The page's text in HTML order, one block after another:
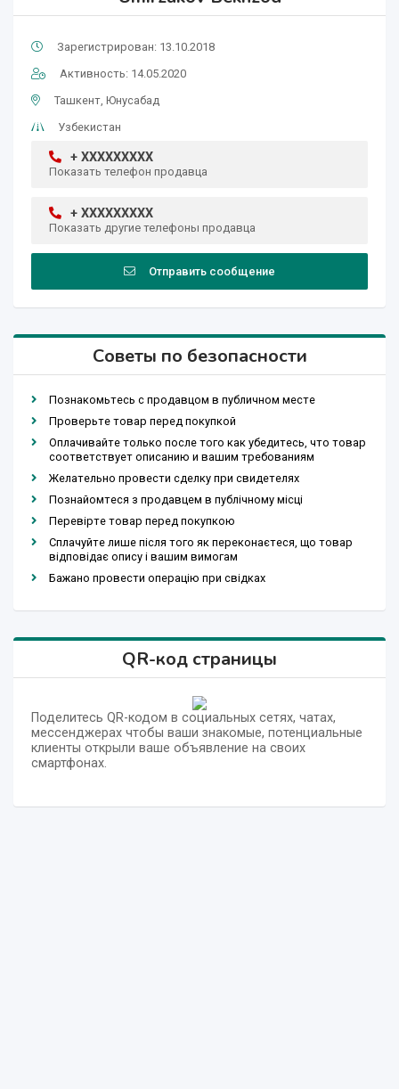
Зарегистрирован: 13.10.2018
Активность: 14.05.2020
Ташкент, Юнусабад
Узбекистан
+ XXXXXXXXX
Показать телефон продавца
+ XXXXXXXXX
Показать другие телефоны продавца
Отправить сообщение
Советы по безопасности
Познакомьтесь с продавцом в публичном месте
Проверьте товар перед покупкой
Оплачивайте только после того как убедитесь, что товар
соответствует описанию и вашим требованиям
Желательно провести сделку при свидетелях
Познайомтеся з продавцем в публічному місці
Перевірте товар перед покупкою
Сплачуйте лише після того як переконаєтеся, що товар
відповідає опису і вашим вимогам
Бажано провести операцію при свідках
QR-код страницы
Поделитесь QR-кодом в социальных сетях, чатах,
мессенджерах чтобы ваши знакомые, потенциальные
клиенты открыли ваше объявление на своих
смартфонах.